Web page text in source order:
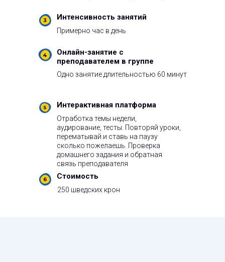
Примерно час в день
Интенсивность занятий
Онлайн-занятие с
преподавателем в группе
Одно занятие длительностью 60 минут
Интерактивная платформа
Отработка темы недели,
аудирование, тесты. Повторяй уроки,
перематывай и ставь на паузу
сколько пожелаешь. Проверка
домашнего задания и обратная
связь преподавателя
Стоимость
250 шведских крон